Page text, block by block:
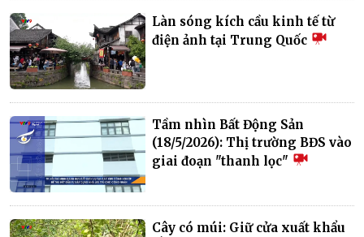
Làn sóng kích cầu kinh tế từ
điện ảnh tại Trung Quốc
Tầm nhìn Bất Động Sản
(18/5/2026): Thị trường BĐS vào
giai đoạn "thanh lọc"
Cây có múi: Giữ cửa xuất khẩu